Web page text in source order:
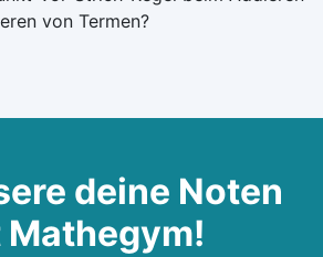
von Termen?
deine Noten
Mathegym!